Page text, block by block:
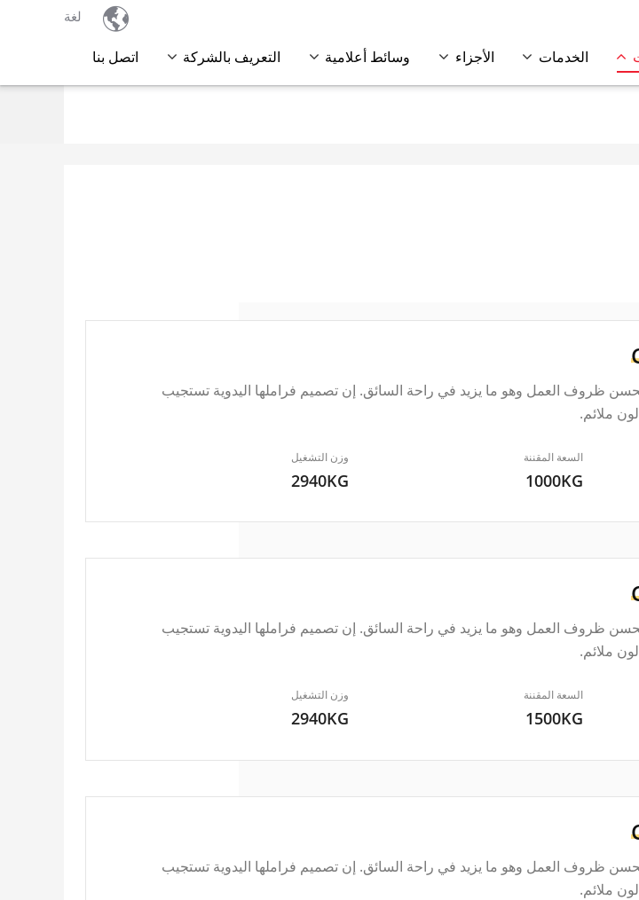
 لغة
الخدمات الأجزاء وسائط أعلامية التعريف بالشركة اتصل بنا
ظروف العمل وهو ما يزيد في راحة السائق. إن تصميم فراملها اليدوية تستجيب
السعة المقننة
1000KG
وزن التشغيل
2940KG
ظروف العمل وهو ما يزيد في راحة السائق. إن تصميم فراملها اليدوية تستجيب
السعة المقننة
1500KG
وزن التشغيل
2940KG
ظروف العمل وهو ما يزيد في راحة السائق. إن تصميم فراملها اليدوية تستجيب